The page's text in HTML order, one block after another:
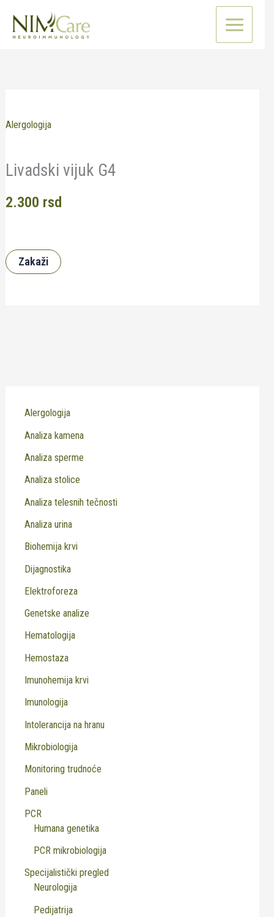
Alergologija
Livadski vijuk G4
2.300 rsd
Zakaži
Alergologija
Analiza kamena
Analiza sperme
Analiza stolice
Analiza telesnih tečnosti
Analiza urina
Biohemija krvi
Dijagnostika
Elektroforeza
Genetske analize
Hematologija
Hemostaza
Imunohemija krvi
Imunologija
Intolerancija na hranu
Mikrobiologija
Monitoring trudnoće
Paneli
PCR
Humana genetika
PCR mikrobiologija
Specijalistički pregled
Neurologija
Pedijatrija